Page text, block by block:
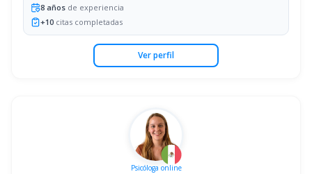
8 años de experiencia
+10 citas completadas
Ver perfil
Psicóloga online